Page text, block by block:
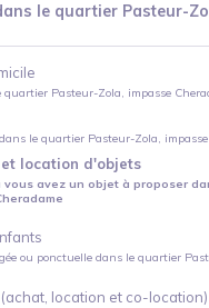
le quartier Pasteur-
quartier Pasteur-Zola, impasse
dans le quartier Pasteur-Zola,
location d'objets
avez un objet à proposer
ou ponctuelle dans le quartier
location et co-location)